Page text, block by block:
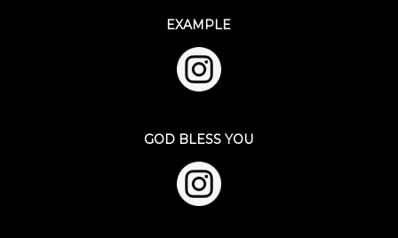
EXAMPLE
GOD BLESS YOU